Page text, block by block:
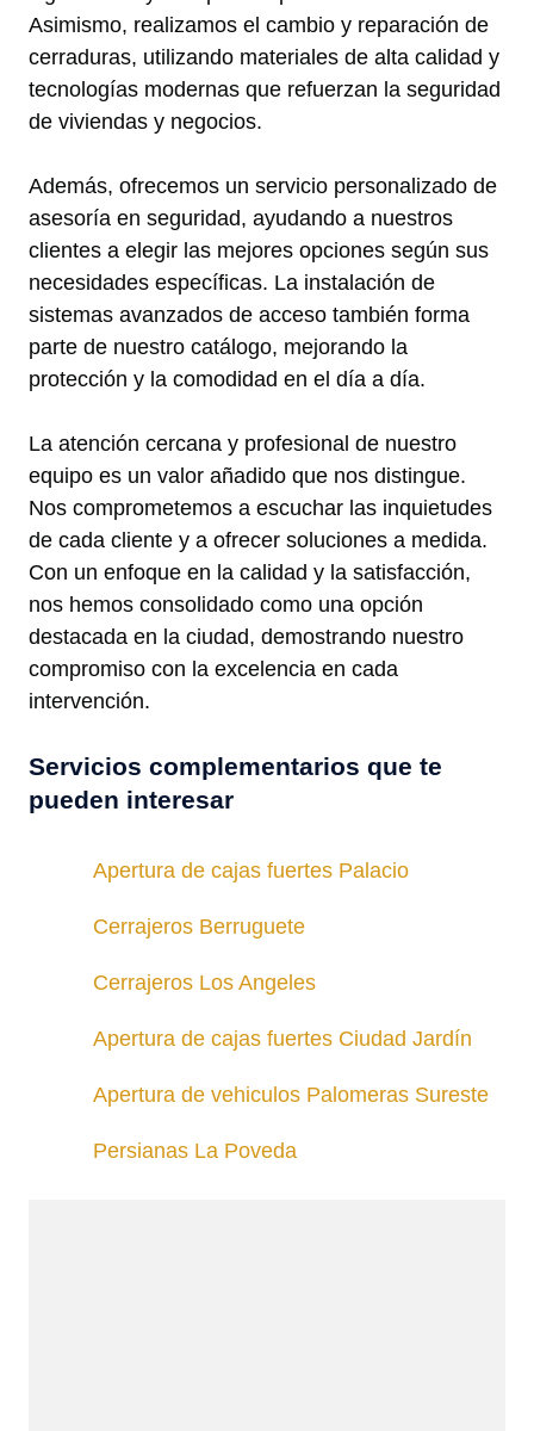
Asimismo, realizamos el cambio y reparación de
cerraduras, utilizando materiales de alta calidad y
tecnologías modernas que refuerzan la seguridad
de viviendas y negocios.
Además, ofrecemos un servicio personalizado de
asesoría en seguridad, ayudando a nuestros
clientes a elegir las mejores opciones según sus
necesidades específicas. La instalación de
sistemas avanzados de acceso también forma
parte de nuestro catálogo, mejorando la
protección y la comodidad en el día a día.
La atención cercana y profesional de nuestro
equipo es un valor añadido que nos distingue.
Nos comprometemos a escuchar las inquietudes
de cada cliente y a ofrecer soluciones a medida.
Con un enfoque en la calidad y la satisfacción,
nos hemos consolidado como una opción
destacada en la ciudad, demostrando nuestro
compromiso con la excelencia en cada
intervención.
Servicios complementarios que te
pueden interesar
Apertura de cajas fuertes Palacio
Cerrajeros Berruguete
Cerrajeros Los Angeles
Apertura de cajas fuertes Ciudad Jardín
Apertura de vehiculos Palomeras Sureste
Persianas La Poveda